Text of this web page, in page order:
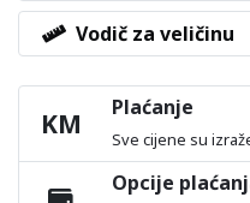
Vodič za veličinu
KM Plaćanje
Sve cijene su
Opcije